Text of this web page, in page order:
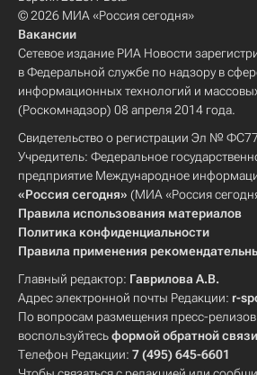
© 2026 МИА «Россия сегодня»
Вакансии
Сетевое издание РИА Новости
в Федеральной службе по надзору в
информационных технологий и
(Роскомнадзор) 08 апреля 2014 года.
Свидетельство о регистрации Эл №
Учредитель: Федеральное
предприятие Международное
«Россия сегодня» (МИА «Россия
Правила использования материалов
Политика конфиденциальности
Правила применения
Главный редактор: Гаврилова А.В.
Адрес электронной почты Редакции: r-
По вопросам размещения пресс-
воспользуйтесьформой обратной связи
Телефон Редакции: 7 (495) 645-6601